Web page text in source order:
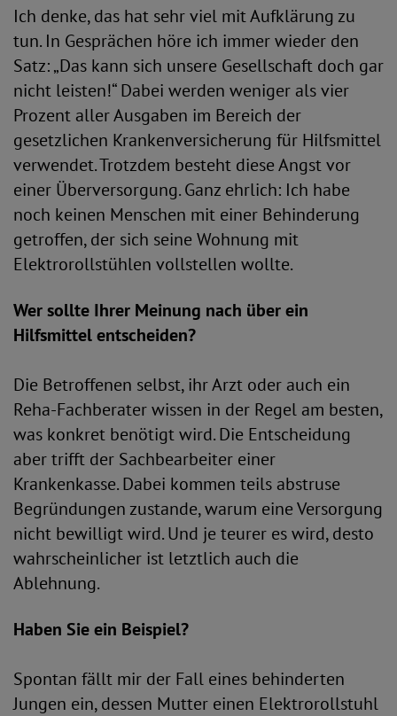
Ich denke, das hat sehr viel mit Aufklärung zu
tun. In Gesprächen höre ich immer wieder den
Satz: „Das kann sich unsere Gesellschaft doch gar
nicht leisten!“ Dabei werden weniger als vier
Prozent aller Ausgaben im Bereich der
gesetzlichen Krankenversicherung für Hilfsmittel
verwendet. Trotzdem besteht diese Angst vor
einer Überversorgung. Ganz ehrlich: Ich habe
noch keinen Menschen mit einer Behinderung
getroffen, der sich seine Wohnung mit
Elektrorollstühlen vollstellen wollte.
Wer sollte Ihrer Meinung nach über ein
Hilfsmittel entscheiden?
Die Betroffenen selbst, ihr Arzt oder auch ein
Reha-Fachberater wissen in der Regel am besten,
was konkret benötigt wird. Die Entscheidung
aber trifft der Sachbearbeiter einer
Krankenkasse. Dabei kommen teils abstruse
Begründungen zustande, warum eine Versorgung
nicht bewilligt wird. Und je teurer es wird, desto
wahrscheinlicher ist letztlich auch die
Ablehnung.
Haben Sie ein Beispiel?
Spontan fällt mir der Fall eines behinderten
Jungen ein, dessen Mutter einen Elektrorollstuhl